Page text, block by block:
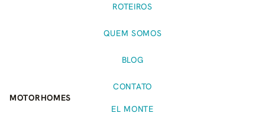
ROTEIROS
QUEM SOMOS
BLOG
CONTATO
MOTORHOMES
EL MONTE